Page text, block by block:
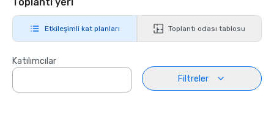
Etkileşimli kat planları Toplantı odası tablosu
Katılımcılar
Filtreler